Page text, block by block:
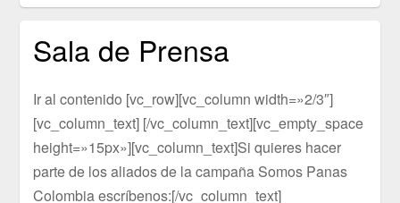
Sala de Prensa
Ir al contenido [vc_row][vc_column width=»2/3″]
[vc_column_text] [/vc_column_text][vc_empty_space
height=»15px»][vc_column_text]Si quieres hacer
parte de los aliados de la campaña Somos Panas
Colombia escríbenos:[/vc_column_text]